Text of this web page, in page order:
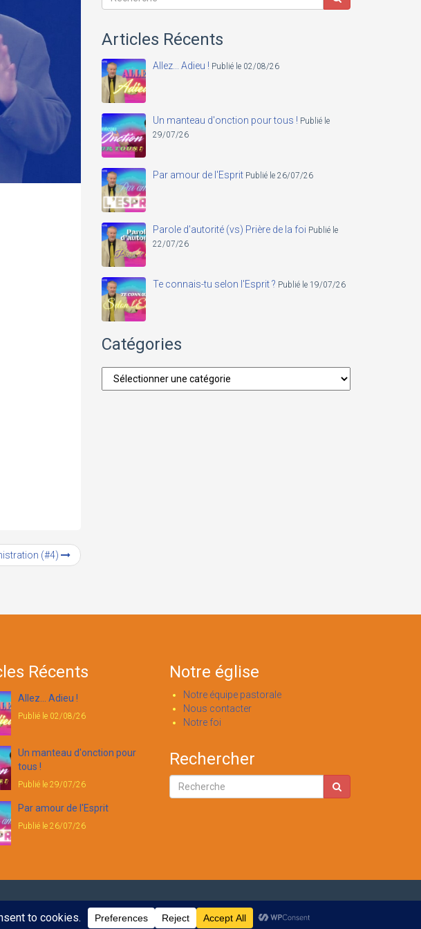
(#4)
Articles Récents
Allez... Adieu ! Publié le 02/08/26
Un manteau d'onction pour tous ! Publié le
29/07/26
Par amour de l'Esprit Publié le 26/07/26
Parole d'autorité (vs) Prière de la foi Publié le
22/07/26
Te connais-tu selon l'Esprit ? Publié le 19/07/26
Catégories
Catégories
Récents
Allez... Adieu !
Publié le 02/08/26
Un manteau d'onction pour
tous !
Publié le 29/07/26
Par amour de l'Esprit
Publié le 26/07/26
Notre église
Notre équipe pastorale
Nous contacter
Notre foi
Rechercher
Accueil A propos de nous